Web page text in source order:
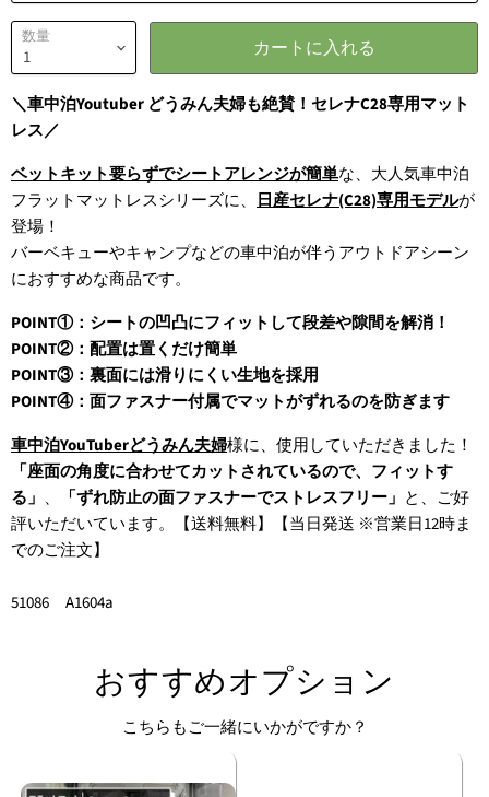
数量 カートに入れる
＼車中泊Youtuber どうみん夫婦も絶賛！セレナC28専用マット
レス／
ベットキット要らずでシートアレンジが簡単な、大人気車中泊
フラットマットレスシリーズに、
日産セレナ(C28)専用モデルが
登場！
バーベキューやキャンプなどの車中泊が伴うアウトドアシーン
におすすめな商品です。
POINT①：シートの凹凸にフィットして段差や隙間を解消！
POINT②：配置は置くだけ簡単
POINT③：裏面には滑りにくい生地を採用
POINT④：面ファスナー付属でマットがずれるのを防ぎます
車中泊YouTuberどうみん夫婦様に、使用していただきました！
「座面の角度に合わせてカットされているので、フィットす
る」 、 「ずれ防止の面ファスナーでストレスフリー」 と、ご好
評いただいています。【送料無料】【当日発送 ※営業日12時ま
でのご注文】
51086 A1604a
おすすめオプション
こちらもご一緒にいかがですか？